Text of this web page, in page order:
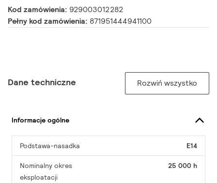
Kod zamówienia: 929003012282
Pełny kod zamówienia: 871951444941100
Dane techniczne Rozwiń wszystko
Informacje ogólne
Podstawa-nasadka E14
Nominalny okres
eksploatacji
25 000 h